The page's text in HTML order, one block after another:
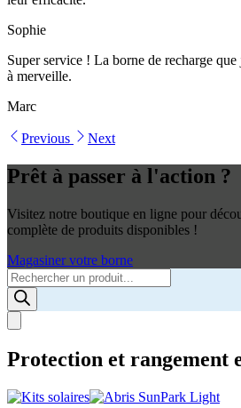
Sophie
Super service ! La borne de recharge
à merveille.
Marc
Previous Next
Prêt à passer à l'action ?
Visitez notre boutique en ligne pour
complète de produits disponibles !
Magasiner votre borne
Products
search
Protection et rangement